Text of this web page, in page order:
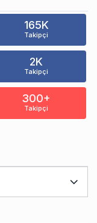
165K
Takipçi
2K
Takipçi
300+
Takipçi